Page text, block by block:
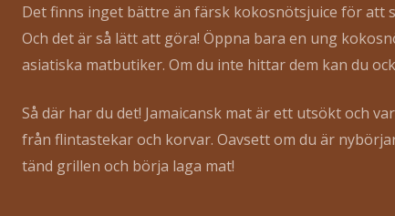
Det finns inget bättre än färsk kokosnötsjuice för att
Och det är så lätt att göra! Öppna bara en ung
asiatiska matbutiker. Om du inte hittar dem kan du
Så där har du det! Jamaicansk mat är ett utsökt och
från flintastekar och korvar. Oavsett om du är
tänd grillen och börja laga mat!